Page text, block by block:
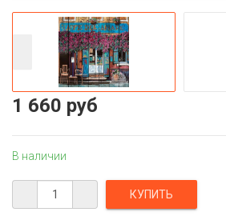
1 660 руб
В наличии